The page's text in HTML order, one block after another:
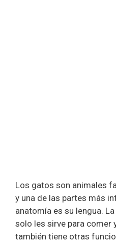
Los gatos son animales
y una de las partes más
anatomía es su lengua.
solo les sirve para comer
también tiene otras